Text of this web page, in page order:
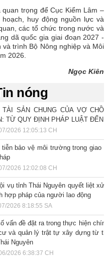
trọng để Cục Kiểm Lâm –
huy động nguồn lực và
các tổ chức trong nước và
dã quốc gia giai đoạn 2027 -
trình Bộ Nông nghiệp và Môi
2026.
Ngọc Kiên
nóng
TÀI SẢN CHUNG CỦA VỢ
TỪ QUY ĐỊNH PHÁP LUẬT ĐẾN
2026 12:05:13 CH
bảo vệ môi trường trong giao
2026 12:02:08 CH
vụ tỉnh Thái Nguyên quyết liệt xử
hợp pháp của người lao động
2026 8:18:55 SA
vấn đề đặt ra trong thực hiện
và quản lý trật tự xây dựng từ
Nguyên
2026 6:38:37 CH